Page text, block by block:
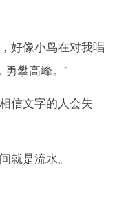
好像小鸟在对我唱
勇攀高峰。”
信文字的人会失
就是流水。